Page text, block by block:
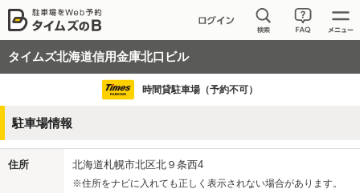
タイムズ北海道信用金庫北口ビル
時間貸駐車場（予約不可）
駐車場情報
住所 北海道札幌市北区北９条西4
※住所をナビに入れても正しく表示されない場合があります。